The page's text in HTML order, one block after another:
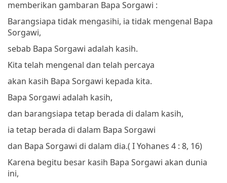
memberikan gambaran Bapa Sorgawi :
Barangsiapa tidak mengasihi, ia tidak mengenal Bapa
Sorgawi,
sebab Bapa Sorgawi adalah kasih.
Kita telah mengenal dan telah percaya
akan kasih Bapa Sorgawi kepada kita.
Bapa Sorgawi adalah kasih,
dan barangsiapa tetap berada di dalam kasih,
ia tetap berada di dalam Bapa Sorgawi
dan Bapa Sorgawi di dalam dia.( I Yohanes 4 : 8, 16)
Karena begitu besar kasih Bapa Sorgawi akan dunia
ini,